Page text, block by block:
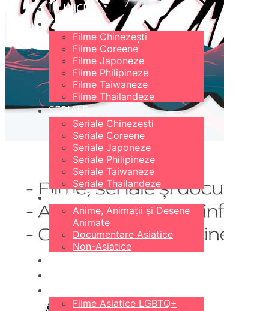
ÎN LUCRU
FILME
Filme Chinezești
Filme Coreene
Filme Japoneze
Filme Philipineze
Filme Taiwaneze
Filme Thailandeze
SERIALE
Seriale Chinezești
Seriale Coreene
Seriale Japoneze
Seriale Philipineze
Seriale Taiwaneze
Seriale Thailandeze
DIVERSE
Anime, Animații și Desene
Animate
Documentare Asiatice
Non-Asiatice
Filme Asiatice LGBTQ+